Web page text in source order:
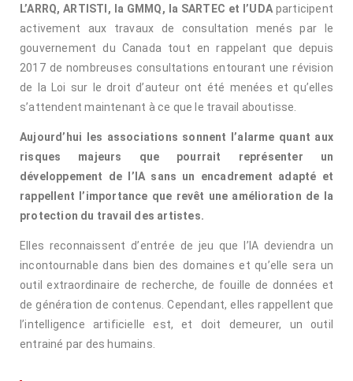
L’ARRQ, ARTISTI, la GMMQ, la SARTEC et l’UDAparticipent
activement aux travaux de consultation menés par le
gouvernement du Canada tout en rappelant que depuis
2017 de nombreuses consultations entourant une révision
de la Loi sur le droit d’auteur ont été menées et qu’elles
s’attendent maintenant à ce que le travail aboutisse.
Aujourd’hui les associations sonnent l’alarme quant aux
risques majeurs que pourrait représenter un
développement de l’IA sans un encadrement adapté et
rappellent l’importance que revêt une amélioration de la
protection du travail des artistes.
Elles reconnaissent d’entrée de jeu que l’IA deviendra un
incontournable dans bien des domaines et qu’elle sera un
outil extraordinaire de recherche, de fouille de données et
de génération de contenus. Cependant, elles rappellent que
l’intelligence artificielle est, et doit demeurer, un outil
entrainé par des humains.